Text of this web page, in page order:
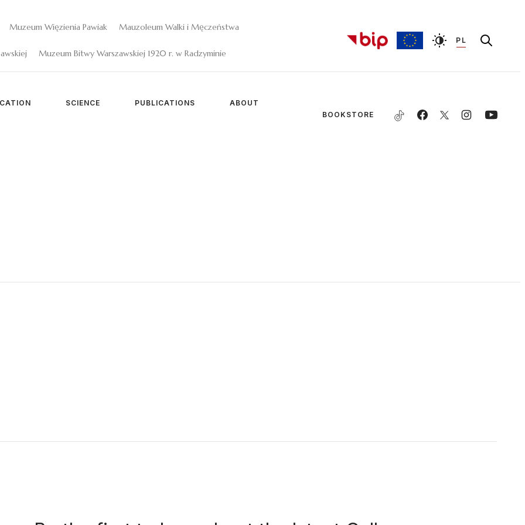
Muzeum Więzienia Pawiak Mauzoleum Walki i Męczeństwa
Muzeum Bitwy Warszawskiej 1920 r. w Radzyminie
PL
SCIENCE PUBLICATIONS
ABOUT
BOOKSTORE